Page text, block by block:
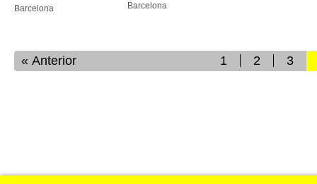
Barcelona Barcelona
Anterior 1 2 3